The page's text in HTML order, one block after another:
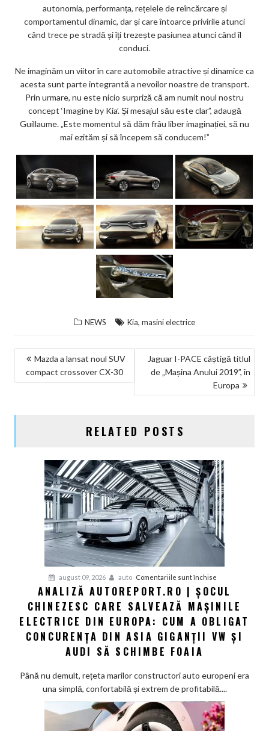
autonomia, performanța, rețelele de reîncărcare și
comportamentul dinamic, dar și care întoarce privirile atunci
când trece pe stradă și îți trezește pasiunea atunci când îl
conduci.
Ne imaginăm un viitor în care automobile atractive și dinamice ca
acesta sunt parte integrantă a nevoilor noastre de transport.
Prin urmare, nu este nicio surpriză că am numit noul nostru
concept ‘Imagine by Kia’. Și mesajul său este clar”, adaugă
Guillaume. „Este momentul să dăm frâu liber imaginației, să nu
mai ezităm și să începem să conducem!”
NEWS Kia, masini electrice
NAVIGARE
ÎN
Mazda a lansat noul SUV
compact crossover CX-30
Jaguar I-PACE câștigă titlul
de „Mașina Anului 2019”, în
Europa
RELATED POSTS
august 09, 2026 auto Comentariile sunt închise
Autoreport.ro
|
chinezesc
din
Europa:
ANALIZĂ AUTOREPORT.RO | ȘOCUL
CHINEZESC CARE SALVEAZĂ MAȘINILE
ELECTRICE DIN EUROPA: CUM A OBLIGAT
CONCURENȚA DIN ASIA GIGANȚII VW ȘI
AUDI SĂ SCHIMBE FOAIA
Până nu demult, rețeta marilor constructori auto europeni era
una simplă, confortabilă și extrem de profitabilă....